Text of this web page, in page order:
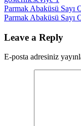
Yazı
gezinmesi
Previous
Post:
Parmak Abaküsü Sayı
Next
Parmak Abaküsü Sayı
Leave a Reply
E-posta adresiniz